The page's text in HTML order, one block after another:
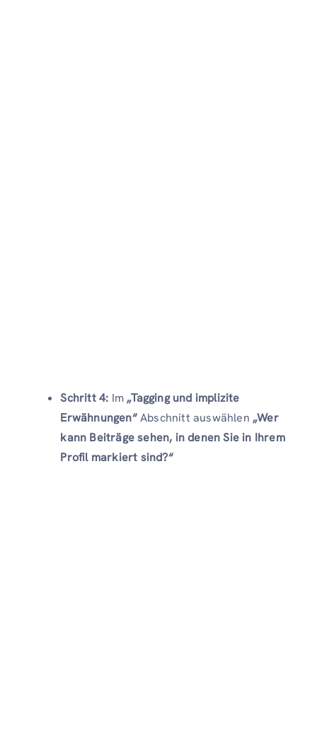
Schritt 4: Im „Tagging und implizite
Erwähnungen“Abschnitt auswählen „Wer
kann Beiträge sehen, in denen Sie in Ihrem
Profil markiert sind?“